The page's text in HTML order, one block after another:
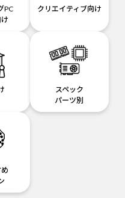
PC
クリエイティブ向け
スペック
パーツ別